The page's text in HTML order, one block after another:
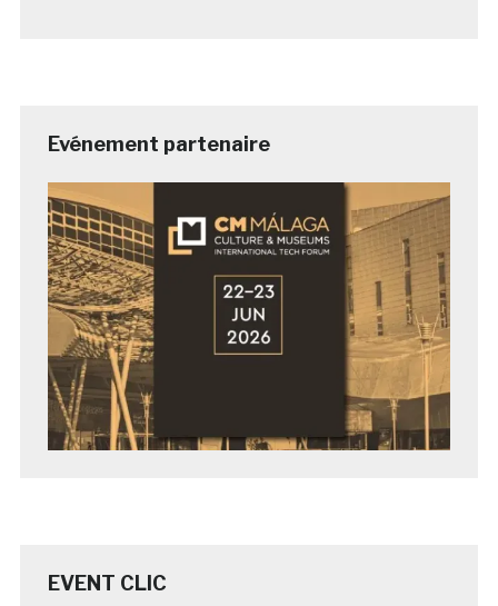
Evénement partenaire
EVENT CLIC